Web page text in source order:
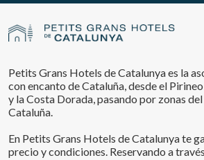
Petits Grans Hotels de Catalunya es la
con encanto de Cataluña, desde el
y la Costa Dorada, pasando por zonas
Cataluña.
En Petits Grans Hotels de Catalunya te
precio y condiciones. Reservando a